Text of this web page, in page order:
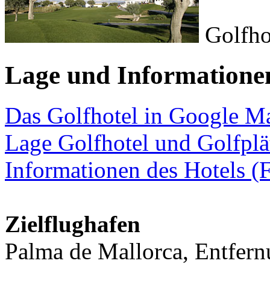
Lage und
Das Golfhotel in Google
Lage Golfhotel und
Informationen des Hotels
Zielflughafen
Palma de Mallorca,